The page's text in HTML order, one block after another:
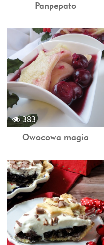
Panpepato
383
Owocowa magia